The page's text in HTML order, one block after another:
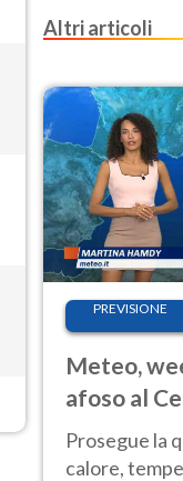
Altri articoli
PREVISIONE
Meteo,
afoso al
temporali
Prosegue la
calore,